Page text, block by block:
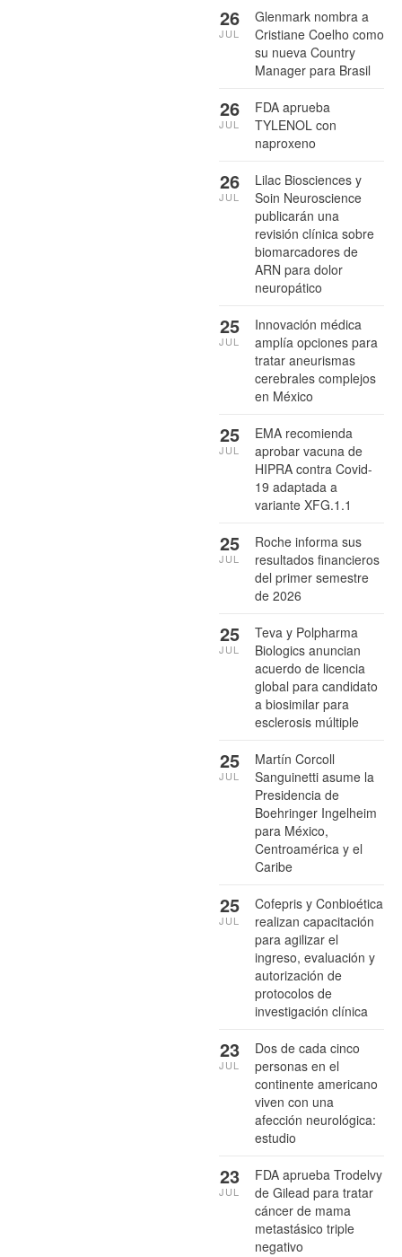
Glenmark nombra a
Cristiane Coelho como
su nueva Country
Manager para Brasil
26
JUL
FDA aprueba
TYLENOL con
naproxeno
26
JUL
Lilac Biosciences y
Soin Neuroscience
publicarán una
revisión clínica sobre
biomarcadores de
ARN para dolor
neuropático
26
JUL
Innovación médica
amplía opciones para
tratar aneurismas
cerebrales complejos
en México
25
JUL
EMA recomienda
aprobar vacuna de
HIPRA contra Covid-
19 adaptada a
variante XFG.1.1
25
JUL
Roche informa sus
resultados financieros
del primer semestre
de 2026
25
JUL
Teva y Polpharma
Biologics anuncian
acuerdo de licencia
global para candidato
a biosimilar para
esclerosis múltiple
25
JUL
Martín Corcoll
Sanguinetti asume la
Presidencia de
Boehringer Ingelheim
para México,
Centroamérica y el
Caribe
25
JUL
Cofepris y Conbioética
realizan capacitación
para agilizar el
ingreso, evaluación y
autorización de
protocolos de
investigación clínica
25
JUL
Dos de cada cinco
personas en el
continente americano
viven con una
afección neurológica:
estudio
23
JUL
FDA aprueba Trodelvy
de Gilead para tratar
cáncer de mama
metastásico triple
negativo
23
JUL